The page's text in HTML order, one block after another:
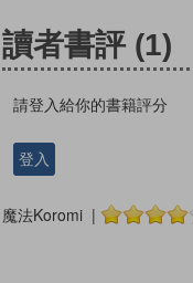
讀者書評 (1)
請登入給你的書籍評分
登入
魔法Koromi |